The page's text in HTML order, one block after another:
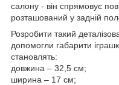
салону - він спрямовує
розташований у задній
Розробити такий
допомогли габарити
становлять:
довжина – 32,5 см;
ширина – 17 см;